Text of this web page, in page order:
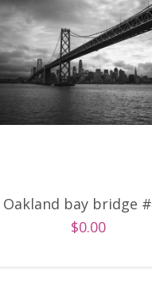
Oakland bay bridge
$0.00